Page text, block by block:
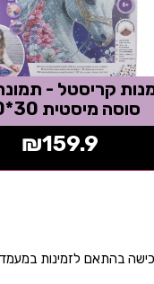
קריסטל -
סוסה מיסטית 30*30
₪159.9
בהתאם לזמינות